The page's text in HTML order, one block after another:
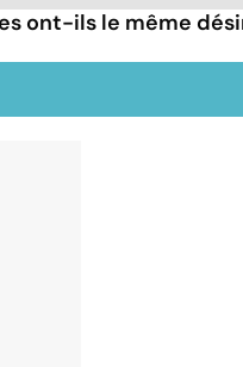
ont-ils le même